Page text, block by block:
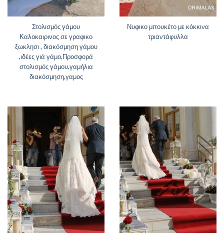
Στολισμός γάμου
Καλοκαιρινος σε γραφικο
ξωκλησι , διακόσμηση γάμου
,ιδέες γιά γάμο,Προσφορά
στολισμός γάμου,γαμήλια
διακόσμηση,γαμος
Νυφικο μπουκέτο με κόκκινα
τριαντάφυλλα